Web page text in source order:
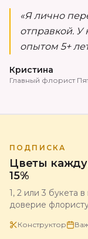
«Я лично
отправкой. У
опытом 5+
Кристина
Главный флорист
ПОДПИСКА
Цветы
15%
1, 2 или 3 букета
доверие
Конструктор